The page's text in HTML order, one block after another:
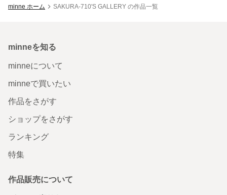
minne ホーム SAKURA-710'S GALLERY の作品一覧
minneを知る
minneについて
minneで買いたい
作品をさがす
ショップをさがす
ランキング
特集
作品販売について